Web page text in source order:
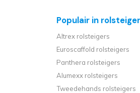
Populair in
Altrex rolsteigers
Euroscaffold rolsteigers
Panthera rolsteigers
Alumexx rolsteigers
Tweedehands rolsteigers